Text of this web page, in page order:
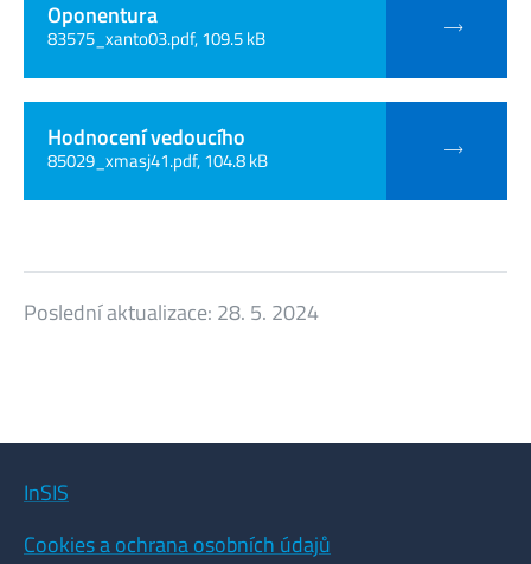
Oponentura
83575_xanto03.pdf, 109.5 kB
Hodnocení vedoucího
85029_xmasj41.pdf, 104.8 kB
Poslední aktualizace: 28. 5. 2024
InSIS
Cookies a ochrana osobních údajů